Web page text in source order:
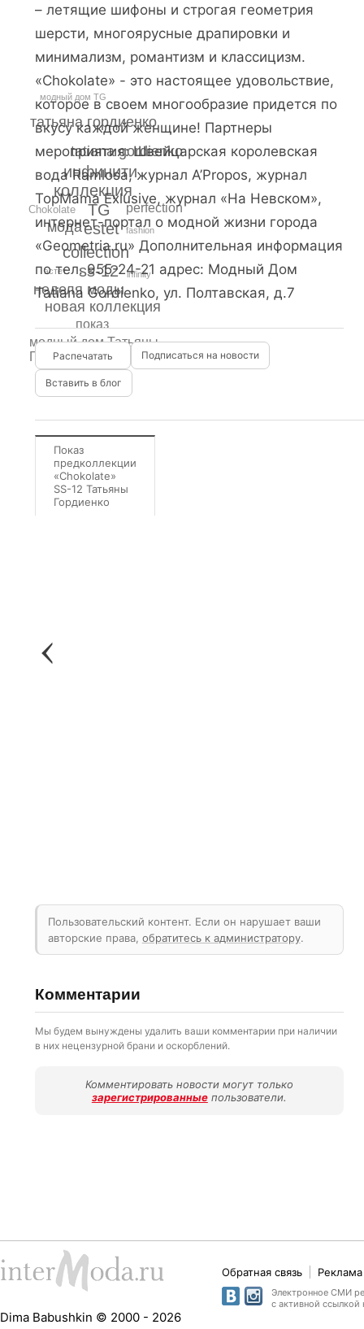
estet
TG
collection
коллекция
ss-12
инфинити
неделя моды
новая коллекция
tatiana gordienko
татьяна гордиенко
мода
показ
perfection
модный дом Татьяны
Гордиенко
Chokolate
fashion
infinity
модный дом TG
эстет
– летящие шифоны и строгая геометрия
шерсти, многоярусные драпировки и
минимализм, романтизм и классицизм.
«Chokolate» - это настоящее удовольствие,
которое в своем многообразие придется по
вкусу каждой женщине! Партнеры
мероприятия: Швейцарская королевская
вода Ramlosa, журнал A’Propos, журнал
TopMama Exlusive, журнал «На Невском»,
интернет-портал о модной жизни города
«Geometria.ru» Дополнительная информация
по тел. 955-24-21 адрес: Модный Дом
Tatiana Gordienko, ул. Полтавская, д.7
Подписаться на новости
Вставить в блог
Показ
предколлекции
«Chokolate»
SS-12 Татьяны
Гордиенко
Пользовательский контент. Если он нарушает ваши
авторские права, обратитесь к администратору.
Комментарии
Мы будем вынуждены удалить ваши комментарии при наличии
в них нецензурной брани и оскорблений.
Комментировать новости могут только
зарегистрированныепользователи.
Dima Babushkin © 2000 - 2026
Обратная связь
Электронное СМИ
с активной ссылкой